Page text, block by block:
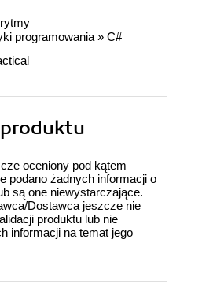
programowania » C#
oceniony pod kątem
podano żadnych informacji o
są one niewystarczające.
Dostawca jeszcze nie
produktu lub nie
informacji na temat jego